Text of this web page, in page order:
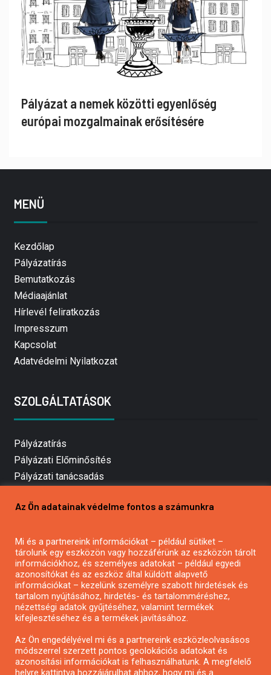
Pályázat a nemek közötti egyenlőség
európai mozgalmainak erősítésére
MENÜ
Kezdőlap
Pályázatírás
Bemutatkozás
Médiaajánlat
Hírlevél feliratkozás
Impresszum
Kapcsolat
Adatvédelmi Nyilatkozat
SZOLGÁLTATÁSOK
Pályázatírás
Pályázati Előminősítés
Pályázati tanácsadás
Mezőgazdasági pályázatírás
Pályázatírás civil szervezeteknek
Pályázatírás önkormányzatoknak
Pályázatfigyelés
Specifikus pályázatfigyelés vagy hírlevél
Az Ön adatainak védelme fontos a számunkra
Mi és a partnereink információkat – például sütiket –
tárolunk egy eszközön vagy hozzáférünk az eszközön tárolt
információkhoz, és személyes adatokat – például egyedi
azonosítókat és az eszköz által küldött alapvető
információkat – kezelünk személyre szabott hirdetések és
tartalom nyújtásához, hirdetés- és tartalomméréshez,
nézettségi adatok gyűjtéséhez, valamint termékek
kifejlesztéséhez és a termékek javításához.
Az Ön engedélyével mi és a partnereink eszközleolvasásos
módszerrel szerzett pontos geolokációs adatokat és
azonosítási információkat is felhasználhatunk. A megfelelő
helyre kattintva hozzájárulhat ahhoz, hogy mi és a